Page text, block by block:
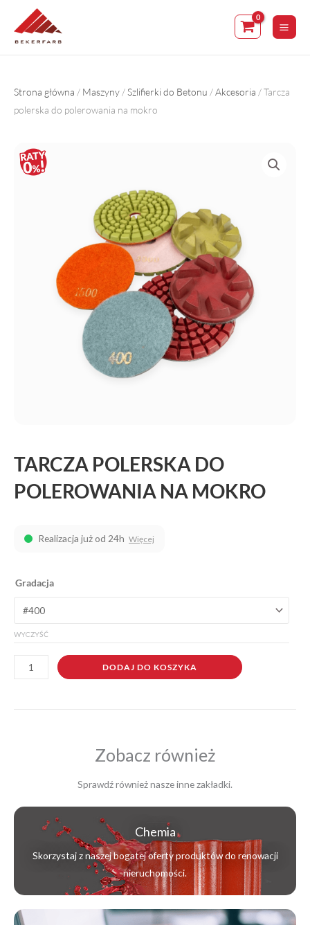
content
Strona główna / Maszyny /Szlifierki do Betonu /Akcesoria / Tarcza
polerska do polerowania na mokro
TARCZA POLERSKA DO
POLEROWANIA NA MOKRO
Realizacja już od 24h Więcej
Gradacja
WYCZYŚĆ
polerska
DODAJ DO KOSZYKA
Zobacz również
Sprawdź również nasze inne zakładki.
Chemia
Skorzystaj z naszej bogatej oferty produktów do renowacji
nieruchomości.